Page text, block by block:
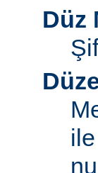
Düz